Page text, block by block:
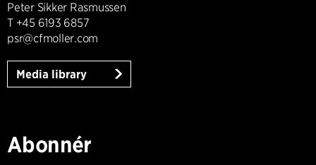
Peter Sikker Rasmussen
T +45 6193 6857
psr@cfmoller.com
Media library
Abonnér